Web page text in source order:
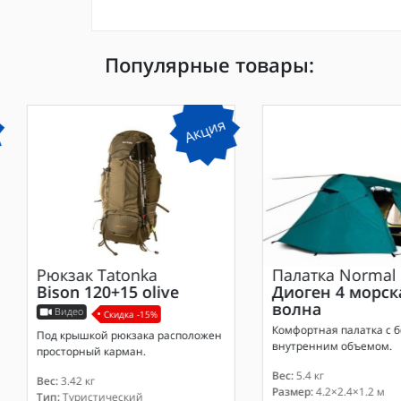
Популярные товары:
Акция
Рюкзак Tatonka
Bison 120+15 olive
Видео Скидка -15%
Под крышкой рюкзака расположен
просторный карман.
Вес:3.42 кг
Тип:Туристический
Палатка Normal
Диоген 4
волна
Комфортная палатка с
внутренним объемом.
Вес:5.4 кг
Размер:4.2×2.4×1.2 м